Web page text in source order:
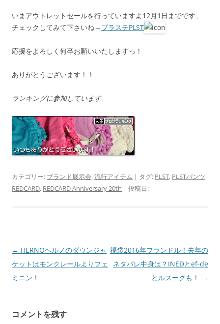
いまアウトレットセールを行っていますよ12月1日までです、
チェックしてみて下さいね→ プラステPLST
応援をよろしく何卒お願いいたしますっ！
ありがとうございます！！
ランキングに参加しています
カテゴリー: ブランド展示会,流行アイテム | タグ: PLST, PLSTパンツ,
REDCARD, REDCARD Anniversary 20th | 投稿日: |
投
稿
ナ
ー
← HERNOヘルノのダウンジャ
ケットはモンクレールよりフェ
ミニン！
福袋2016年フランドル！去年の
ネタバレ中身は？INEDとef-de
とルスークも！
→
コメントを残す